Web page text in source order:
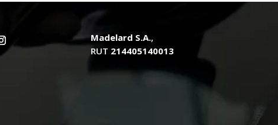
Madelard S.A.,
RUT 214405140013